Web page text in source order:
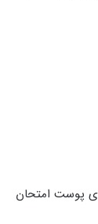
پوست امتحان